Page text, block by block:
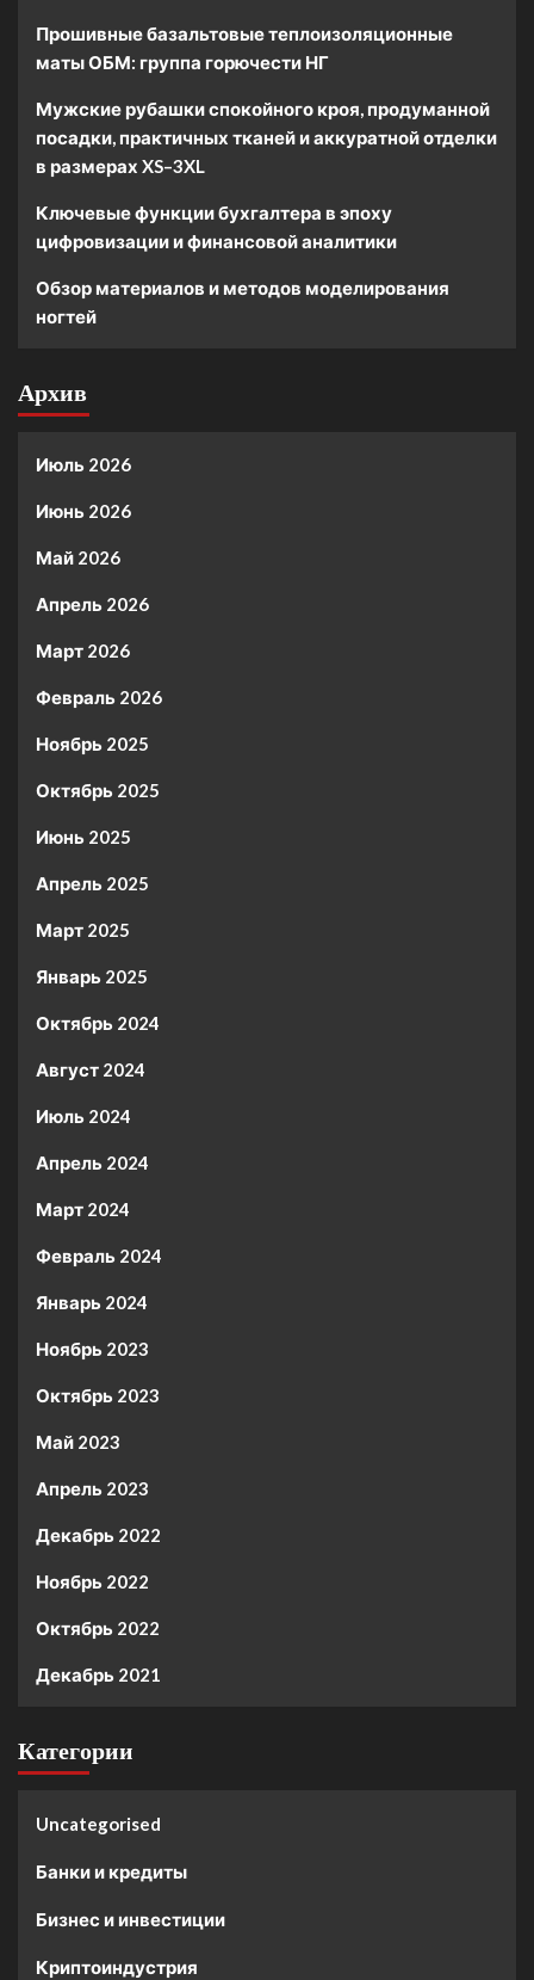
Прошивные базальтовые теплоизоляционные
маты ОБМ: группа горючести НГ
Мужские рубашки спокойного кроя, продуманной
посадки, практичных тканей и аккуратной отделки
в размерах XS–3XL
Ключевые функции бухгалтера в эпоху
цифровизации и финансовой аналитики
Обзор материалов и методов моделирования
ногтей
Архив
Июль 2026
Июнь 2026
Май 2026
Апрель 2026
Март 2026
Февраль 2026
Ноябрь 2025
Октябрь 2025
Июнь 2025
Апрель 2025
Март 2025
Январь 2025
Октябрь 2024
Август 2024
Июль 2024
Апрель 2024
Март 2024
Февраль 2024
Январь 2024
Ноябрь 2023
Октябрь 2023
Май 2023
Апрель 2023
Декабрь 2022
Ноябрь 2022
Октябрь 2022
Декабрь 2021
Категории
Uncategorised
Банки и кредиты
Бизнес и инвестиции
Криптоиндустрия